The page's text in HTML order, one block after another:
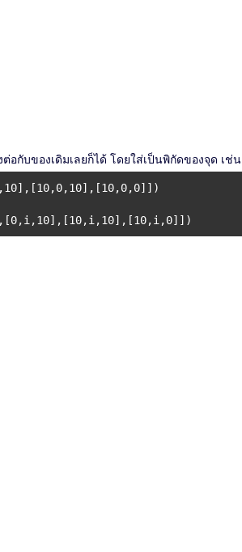
กับของเดิมเลยก็ได้ โดยใส่เป็นพิกัดของจุด เช่น